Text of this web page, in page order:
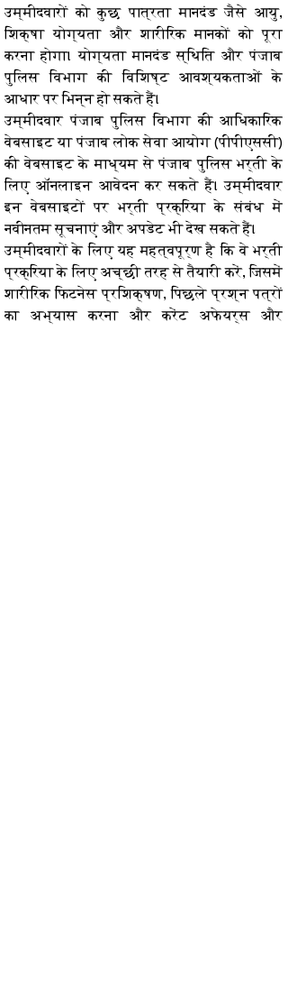
उम्मीदवारों को कुछ पात्रता मानदंड जैसे आयु,
शिक्षा योग्यता और शारीरिक मानकों को पूरा
करना होगा। योग्यता मानदंड स्थिति और पंजाब
पुलिस विभाग की विशिष्ट आवश्यकताओं के
आधार पर भिन्न हो सकते हैं।
उम्मीदवार पंजाब पुलिस विभाग की आधिकारिक
वेबसाइट या पंजाब लोक सेवा आयोग (पीपीएससी)
की वेबसाइट के माध्यम से पंजाब पुलिस भर्ती के
लिए ऑनलाइन आवेदन कर सकते हैं। उम्मीदवार
इन वेबसाइटों पर भर्ती प्रक्रिया के संबंध में
नवीनतम सूचनाएं और अपडेट भी देख सकते हैं।
उम्मीदवारों के लिए यह महत्वपूर्ण है कि वे भर्ती
प्रक्रिया के लिए अच्छी तरह से तैयारी करें, जिसमें
शारीरिक फिटनेस प्रशिक्षण, पिछले प्रश्न पत्रों
का अभ्यास करना और करेंट अफेयर्स और